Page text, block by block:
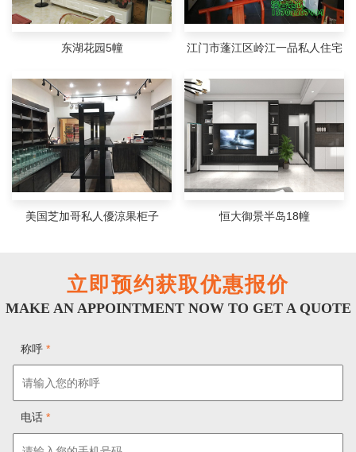
东湖花园5幢 江门市蓬江区岭江一品私人住宅
美国芝加哥私人優涼果柜子 恒大御景半岛18幢
立即预约获取优惠报价
MAKE AN APPOINTMENT NOW TO GET A QUOTE
称呼 *
电话 *